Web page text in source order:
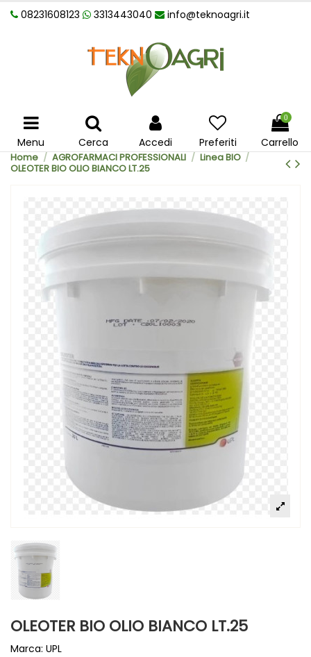
08231608123 3313443040 info@teknoagri.it
Menu Cerca Accedi Preferiti
0
Carrello
Home AGROFARMACI PROFESSIONALI
Linea BIO
OLEOTER BIO OLIO BIANCO LT.25
OLEOTER BIO OLIO BIANCO LT.25
Marca: UPL